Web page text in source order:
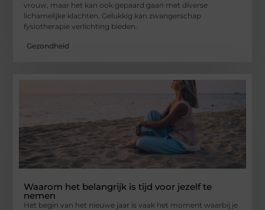
vrouw, maar het kan ook gepaard gaan met diverse
lichamelijke klachten. Gelukkig kan zwangerschap
fysiotherapie verlichting bieden.
Gezondheid
Waarom het belangrijk is tijd voor jezelf te
nemen
Het begin van het nieuwe jaar is vaak het moment waarbij je